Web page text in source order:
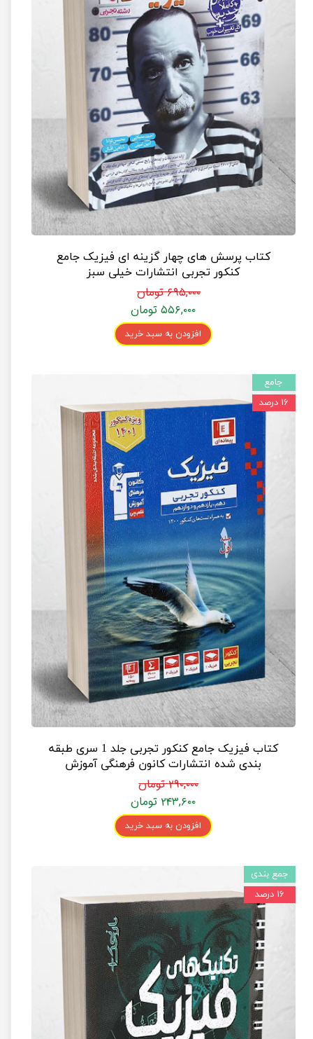
کتاب پرسش های چهار گزینه ای فیزیک جامع
کنکور تجربی انتشارات خیلی سبز
۶۹۵,۰۰۰ تومان
۵۵۶,۰۰۰ تومان
افزودن به سبد خرید
کتاب فیزیک جامع کنکور تجربی جلد 1 سری طبقه
بندی شده انتشارات کانون فرهنگی آموزش
۲۹۰,۰۰۰ تومان
۲۴۳,۶۰۰ تومان
افزودن به سبد خرید
جامع
۱۶ درصد
جمع بندی
۱۶ درصد